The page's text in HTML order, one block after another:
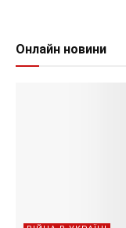
Онлайн новини